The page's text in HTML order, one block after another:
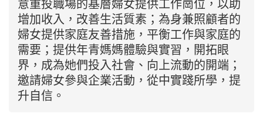
意重投職場的基層婦女提供工作崗位，以助
增加收入，改善生活質素；為身兼照顧者的
婦女提供家庭友善措施，平衡工作與家庭的
需要；提供年青媽媽體驗與實習，開拓眼
界，成為她們投入社會、向上流動的開端；
邀請婦女參與企業活動，從中實踐所學，提
升自信。